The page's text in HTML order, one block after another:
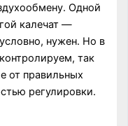
Одной
калечат —
нужен. Но в
так
от правильных
регулировки.